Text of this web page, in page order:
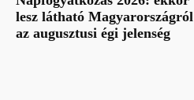
lesz látható Magyarországról
az augusztusi égi jelenség